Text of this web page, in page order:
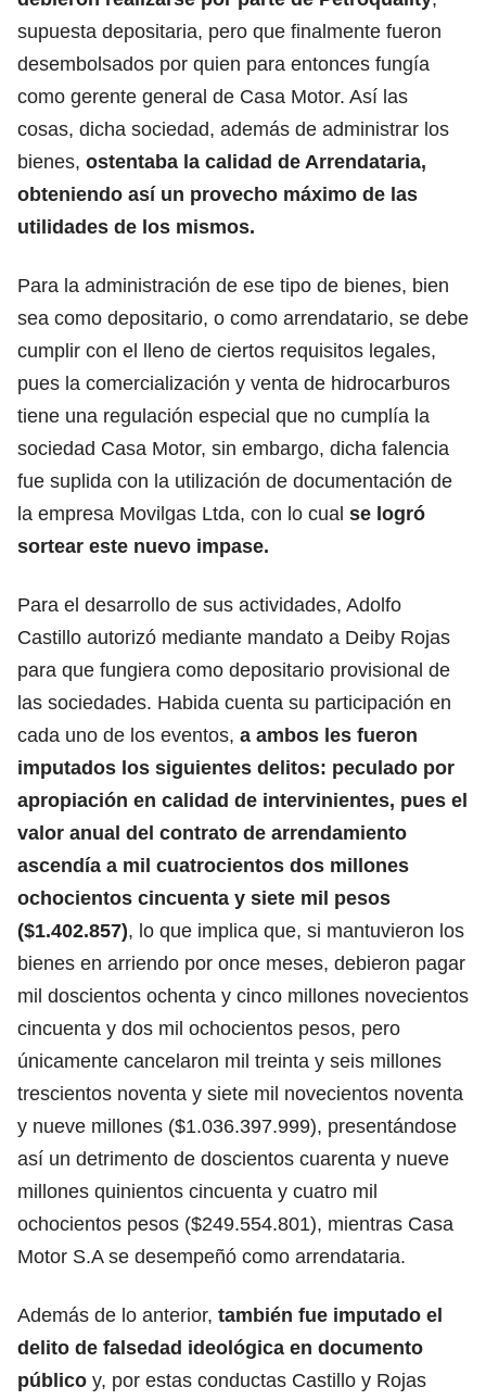
supuesta depositaria, pero que finalmente fueron
desembolsados por quien para entonces fungía
como gerente general de Casa Motor. Así las
cosas, dicha sociedad, además de administrar los
bienes, ostentaba la calidad de Arrendataria,
obteniendo así un provecho máximo de las
utilidades de los mismos.
Para la administración de ese tipo de bienes, bien
sea como depositario, o como arrendatario, se debe
cumplir con el lleno de ciertos requisitos legales,
pues la comercialización y venta de hidrocarburos
tiene una regulación especial que no cumplía la
sociedad Casa Motor, sin embargo, dicha falencia
fue suplida con la utilización de documentación de
la empresa Movilgas Ltda, con lo cual se logró
sortear este nuevo impase.
Para el desarrollo de sus actividades, Adolfo
Castillo autorizó mediante mandato a Deiby Rojas
para que fungiera como depositario provisional de
las sociedades. Habida cuenta su participación en
cada uno de los eventos, a ambos les fueron
imputados los siguientes delitos: peculado por
apropiación en calidad de intervinientes, pues el
valor anual del contrato de arrendamiento
ascendía a mil cuatrocientos dos millones
ochocientos cincuenta y siete mil pesos
($1.402.857), lo que implica que, si mantuvieron los
bienes en arriendo por once meses, debieron pagar
mil doscientos ochenta y cinco millones novecientos
cincuenta y dos mil ochocientos pesos, pero
únicamente cancelaron mil treinta y seis millones
trescientos noventa y siete mil novecientos noventa
y nueve millones ($1.036.397.999), presentándose
así un detrimento de doscientos cuarenta y nueve
millones quinientos cincuenta y cuatro mil
ochocientos pesos ($249.554.801), mientras Casa
Motor S.A se desempeñó como arrendataria.
Además de lo anterior, también fue imputado el
delito de falsedad ideológica en documento
público y, por estas conductas Castillo y Rojas